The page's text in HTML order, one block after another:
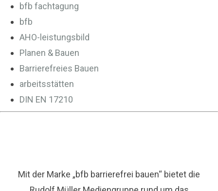
bfb fachtagung
bfb
AHO-leistungsbild
Planen & Bauen
Barrierefreies Bauen
arbeitsstätten
DIN EN 17210
Mit der Marke „bfb barrierefrei bauen“ bietet die